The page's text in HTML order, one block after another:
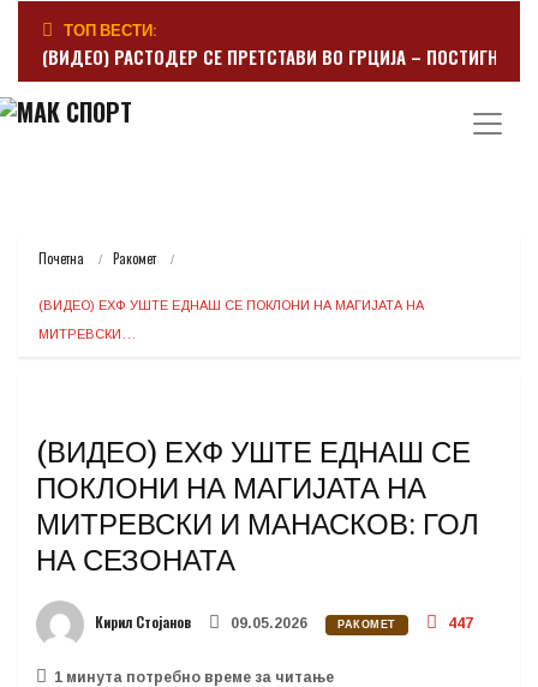
ТОП ВЕСТИ:
(ВИДЕО) РАСТОДЕР СЕ ПРЕТСТАВИ ВО ГРЦИЈА – ПОСТИГНА
Почетна Ракомет
(ВИДЕО) ЕХФ УШТЕ ЕДНАШ СЕ ПОКЛОНИ НА МАГИЈАТА НА
МИТРЕВСКИ…
(ВИДЕО) ЕХФ УШТЕ ЕДНАШ СЕ
ПОКЛОНИ НА МАГИЈАТА НА
МИТРЕВСКИ И МАНАСКОВ: ГОЛ
НА СЕЗОНАТА
Кирил Стојанов 09.05.2026 РАКОМЕТ 447
1 минутa потребно време за читање